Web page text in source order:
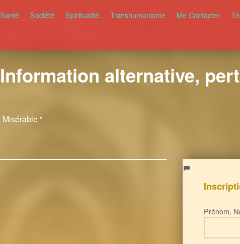
Santé Société Spiritualité Transhumanisme Me Contacter
alternative,
"
Prénom,